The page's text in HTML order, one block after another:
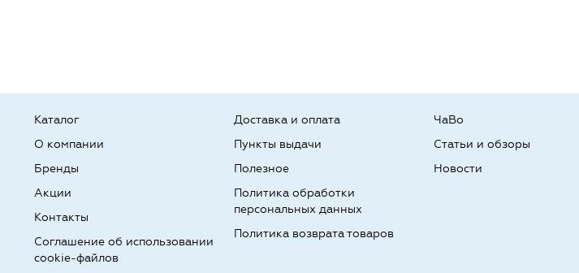
Каталог
О компании
Бренды
Доставка и оплата
Пункты выдачи
Полезное
ЧаВо
Статьи и обзоры
Новости
Акции
Контакты
Соглашение об использовании
cookie-файлов
Политика обработки
персональных данных
Политика возврата товаров